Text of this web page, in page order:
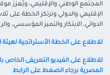
المجتمع الوطني والإقليمي، ويُعزز
الإقليمي والدولي وترتكز الخطة على
الدوائي، الابتكار والتميز المؤسسي،
للاطلاع على الخطة الأستراتجية لهيئة
للاطلاع على الفيديو التعريفى الخاص
المصرية برجاء الضغط على الرابط